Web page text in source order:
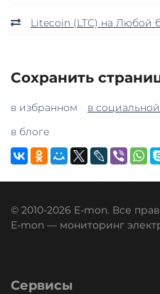
Litecoin (LTC) на Любой
Сохранить
в избранном в
в блоге
© 2010-2026 E-mon. Все
E-mon — мониторинг
Сервисы